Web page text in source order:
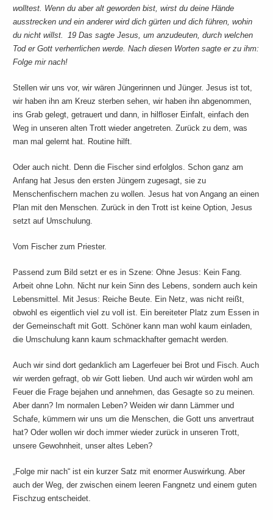
wolltest. Wenn du aber alt geworden bist, wirst du deine Hände
ausstrecken und ein anderer wird dich gürten und dich führen, wohin
du nicht willst. 19 Das sagte Jesus, um anzudeuten, durch welchen
Tod er Gott verherrlichen werde. Nach diesen Worten sagte er zu ihm:
Folge mir nach!
Stellen wir uns vor, wir wären Jüngerinnen und Jünger. Jesus ist tot,
wir haben ihn am Kreuz sterben sehen, wir haben ihn abgenommen,
ins Grab gelegt, getrauert und dann, in hilfloser Einfalt, einfach den
Weg in unseren alten Trott wieder angetreten. Zurück zu dem, was
man mal gelernt hat. Routine hilft.
Oder auch nicht. Denn die Fischer sind erfolglos. Schon ganz am
Anfang hat Jesus den ersten Jüngern zugesagt, sie zu
Menschenfischern machen zu wollen. Jesus hat von Angang an einen
Plan mit den Menschen. Zurück in den Trott ist keine Option, Jesus
setzt auf Umschulung.
Vom Fischer zum Priester.
Passend zum Bild setzt er es in Szene: Ohne Jesus: Kein Fang.
Arbeit ohne Lohn. Nicht nur kein Sinn des Lebens, sondern auch kein
Lebensmittel. Mit Jesus: Reiche Beute. Ein Netz, was nicht reißt,
obwohl es eigentlich viel zu voll ist. Ein bereiteter Platz zum Essen in
der Gemeinschaft mit Gott. Schöner kann man wohl kaum einladen,
die Umschulung kann kaum schmackhafter gemacht werden.
Auch wir sind dort gedanklich am Lagerfeuer bei Brot und Fisch. Auch
wir werden gefragt, ob wir Gott lieben. Und auch wir würden wohl am
Feuer die Frage bejahen und annehmen, das Gesagte so zu meinen.
Aber dann? Im normalen Leben? Weiden wir dann Lämmer und
Schafe, kümmern wir uns um die Menschen, die Gott uns anvertraut
hat? Oder wollen wir doch immer wieder zurück in unseren Trott,
unsere Gewohnheit, unser altes Leben?
„Folge mir nach“ ist ein kurzer Satz mit enormer Auswirkung. Aber
auch der Weg, der zwischen einem leeren Fangnetz und einem guten
Fischzug entscheidet.